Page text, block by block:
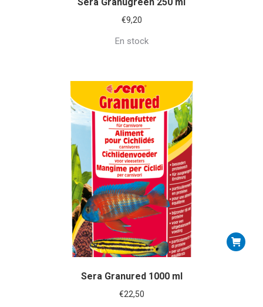
€9,20
En stock
Sera Granured 1000 ml
€22,50